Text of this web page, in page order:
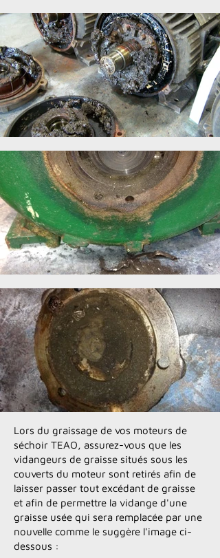
Lors du graissage de vos moteurs de
séchoir TEAO, assurez-vous que les
vidangeurs de graisse situés sous les
couverts du moteur sont retirés afin de
laisser passer tout excédant de graisse
et afin de permettre la vidange d'une
graisse usée qui sera remplacée par une
nouvelle comme le suggère l'image ci-
dessous :